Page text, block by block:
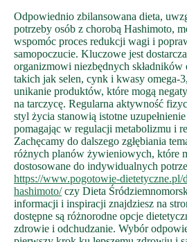
Odpowiednio zbilansowana dieta,
potrzeby osób z chorobą Hashimoto,
wspomóc proces redukcji wagi i
samopoczucie. Kluczowe jest
organizmowi niezbędnych składników
takich jak selen, cynk i kwasy omega-
unikanie produktów, które mogą
na tarczycę. Regularna aktywność
styl życia stanowią istotne
pomagając w regulacji metabolizmu i
Zachęcamy do dalszego zgłębiania
różnych planów żywieniowych, które
dostosowane do indywidualnych
https://www.pogotowie-dietetyczne.pl/
hashimoto/czy Dieta
informacji i inspiracji znajdziesz na
dostępne są różnorodne opcje
zdrowie i odchudzanie. Wybór